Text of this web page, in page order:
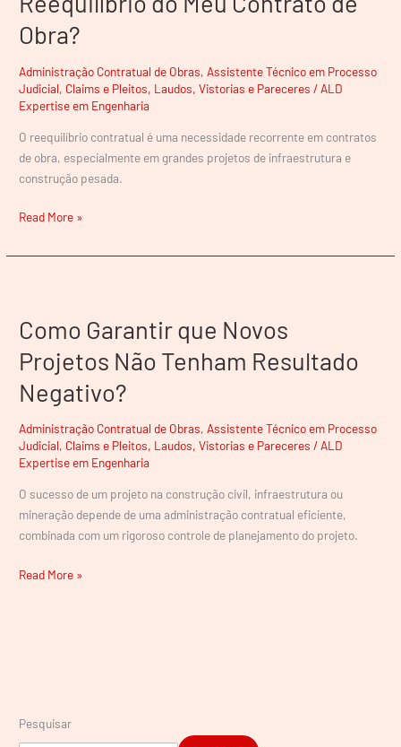
Obra?
Administração Contratual de Obras, Assistente Técnico em Processo
Judicial, Claims e Pleitos, Laudos, Vistorias e Pareceres / ALD
Expertise em Engenharia
O reequilíbrio contratual é uma necessidade recorrente em contratos
de obra, especialmente em grandes projetos de infraestrutura e
construção pesada.
para
o
do
Meu
Contrato
de
Obra?
Read More »
Como Garantir que Novos
Projetos Não Tenham Resultado
Negativo?
Administração Contratual de Obras,Assistente Técnico em Processo
Judicial, Claims e Pleitos, Laudos, Vistorias e Pareceres /ALD
Expertise em Engenharia
O sucesso de um projeto na construção civil, infraestrutura ou
mineração depende de uma administração contratual eficiente,
combinada com um rigoroso controle de planejamento do projeto.
que
Projetos
Não
Tenham
Resultado
Negativo?
Read More »
Pesquisar